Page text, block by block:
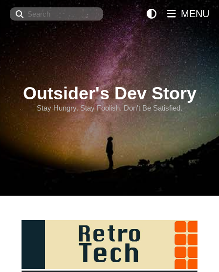
Search
Outsider's Dev Story
Stay Hungry. Stay Foolish. Don't Be Satisfied.
MENU